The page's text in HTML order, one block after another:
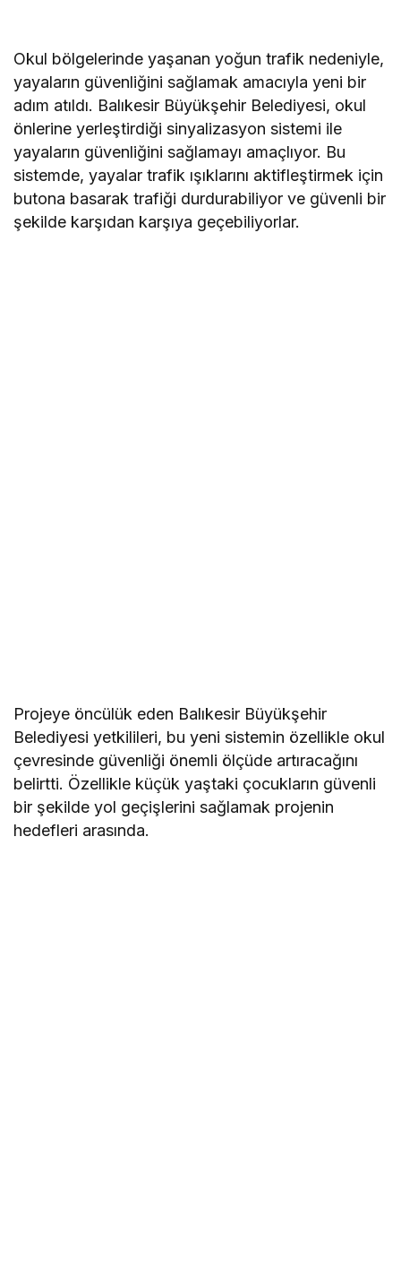
Okul bölgelerinde yaşanan yoğun trafik nedeniyle,
yayaların güvenliğini sağlamak amacıyla yeni bir
adım atıldı. Balıkesir Büyükşehir Belediyesi, okul
önlerine yerleştirdiği sinyalizasyon sistemi ile
yayaların güvenliğini sağlamayı amaçlıyor. Bu
sistemde, yayalar trafik ışıklarını aktifleştirmek için
butona basarak trafiği durdurabiliyor ve güvenli bir
şekilde karşıdan karşıya geçebiliyorlar.
Projeye öncülük eden Balıkesir Büyükşehir
Belediyesi yetkilileri, bu yeni sistemin özellikle okul
çevresinde güvenliği önemli ölçüde artıracağını
belirtti. Özellikle küçük yaştaki çocukların güvenli
bir şekilde yol geçişlerini sağlamak projenin
hedefleri arasında.